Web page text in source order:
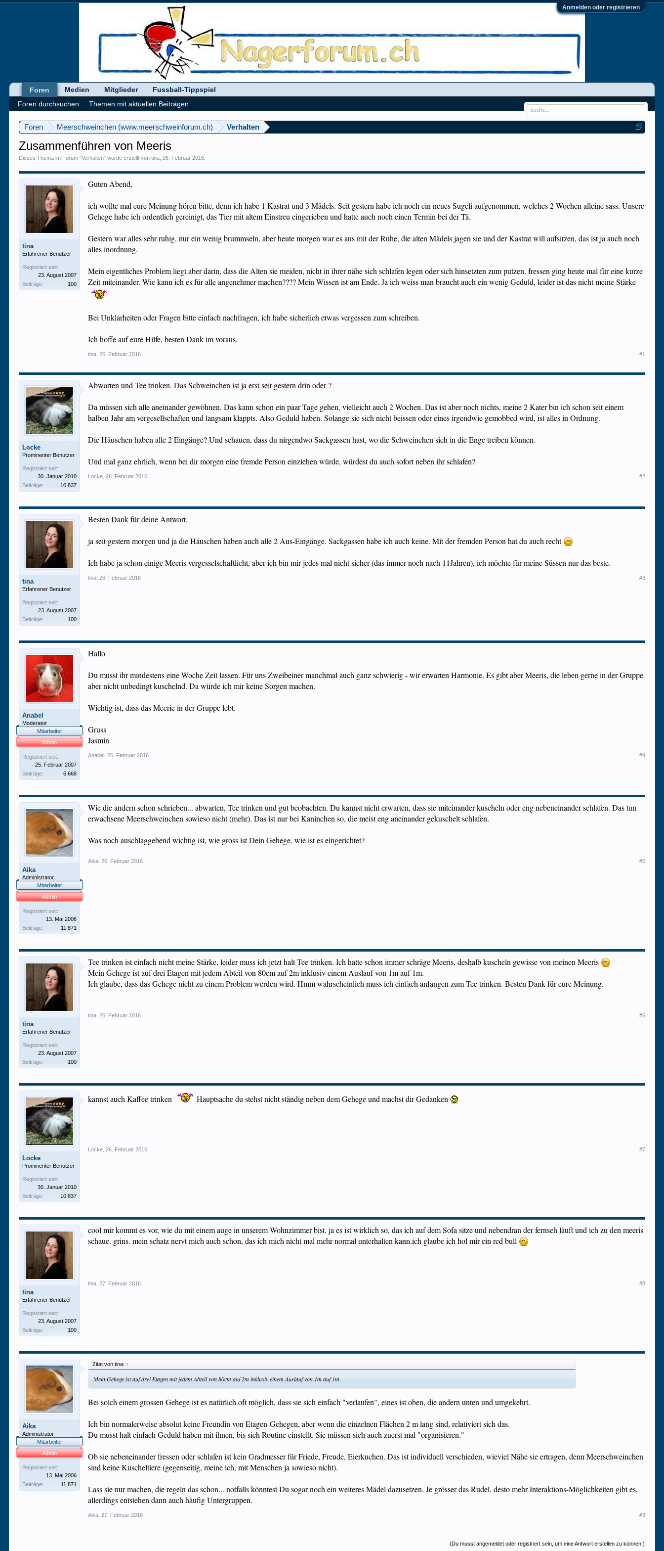
Anmelden oder registrieren
Foren Meerschweinchen (www.meerschweinforum.ch) Verhalten
Zusammenführen von Meeris
Dieses Thema im Forum "Verhalten" wurde erstellt vontina ,26. Februar 2016
tina
Erfahrener Benutzer
Registriert seit:
23. August 2007
Beiträge:
100
Guten Abend,
ich wollte mal eure Meinung hören bitte, denn ich habe 1 Kastrat und 3 Mädels. Seit gestern habe ich noch ein neues Sugeli aufgenommen, welches 2 Wochen alleine sass. Unsere
Gehege habe ich ordentlich gereinigt, das Tier mit altem Einstreu eingerieben und hatte auch noch einen Termin bei der Tä.
Gestern war alles sehr ruhig, nur ein wenig brummseln, aber heute morgen war es aus mit der Ruhe, die alten Mädels jagen sie und der Kastrat will aufsitzen, das ist ja auch noch
alles inordnung.
Mein eigentliches Problem liegt aber darin, dass die Alten sie meiden, nicht in ihrer nähe sich schlafen legen oder sich hinsetzten zum putzen, fressen ging heute mal für eine kurze
Zeit miteinander. Wie kann ich es für alle angenehmer machen???? Mein Wissen ist am Ende. Ja ich weiss man braucht auch ein wenig Geduld, leider ist das nicht meine Stärke
Bei Unklarheiten oder Fragen bitte einfach nachfragen, ich habe sicherlich etwas vergessen zum schreiben.
Ich hoffe auf eure Hilfe, besten Dank im voraus.
tina 26. Februar 2016 #1
Locke
Prominenter Benutzer
Registriert seit:
30. Januar 2010
Beiträge:
10.837
Abwarten und Tee trinken. Das Schweinchen ist ja erst seit gestern drin oder ?
Da müssen sich alle aneinander gewöhnen. Das kann schon ein paar Tage gehen, vielleicht auch 2 Wochen. Das ist aber noch nichts, meine 2 Kater bin ich schon seit einem
halben Jahr am vergesellschaften und langsam klappts. Also Geduld haben. Solange sie sich nicht beissen oder eines irgendwie gemobbed wird, ist alles in Ordnung.
Die Häuschen haben alle 2 Eingänge? Und schauen, dass du nirgendwo Sackgassen hast, wo die Schweinchen sich in die Enge treiben können.
Und mal ganz ehrlich, wenn bei dir morgen eine fremde Person einziehen würde, würdest du auch sofort neben ihr schlafen?
Locke 26. Februar 2016 #2
tina
Erfahrener Benutzer
Registriert seit:
23. August 2007
Beiträge:
100
Besten Dank für deine Antwort.
ja seit gestern morgen und ja die Häuschen haben auch alle 2 Aus-Eingänge. Sackgassen habe ich auch keine. Mit der fremden Person hat du auch recht
Ich habe ja schon einige Meeris vergesselschaftlicht, aber ich bin mir jedes mal nicht sicher (das immer noch nach 11Jahren), ich möchte für meine Süssen nur das beste.
tina 26. Februar 2016 #3
Anabel
Moderator
Mitarbeiter
Admin
Registriert seit:
25. Februar 2007
Beiträge:
6.668
Hallo
Du musst ihr mindestens eine Woche Zeit lassen. Für uns Zweibeiner manchmal auch ganz schwierig - wir erwarten Harmonie. Es gibt aber Meeris, die leben gerne in der Gruppe
aber nicht unbedingt kuschelnd. Da würde ich mir keine Sorgen machen.
Wichtig ist, dass das Meerie in der Gruppe lebt.
Gruss
Jasmin
Anabel 26. Februar 2016 #4
Aika
Administrator
Mitarbeiter
Admin
Registriert seit:
13. Mai 2006
Beiträge:
11.871
Wie die andern schon schrieben... abwarten, Tee trinken und gut beobachten. Du kannst nicht erwarten, dass sie miteinander kuscheln oder eng nebeneinander schlafen. Das tun
erwachsene Meerschweinchen sowieso nicht (mehr). Das ist nur bei Kaninchen so, die meist eng aneinander gekuschelt schlafen.
Was noch auschlaggebend wichtig ist, wie gross ist Dein Gehege, wie ist es eingerichtet?
Aika 26. Februar 2016 #5
tina
Erfahrener Benutzer
Registriert seit:
23. August 2007
Beiträge:
100
Tee trinken ist einfach nicht meine Stärke, leider muss ich jetzt halt Tee trinken. Ich hatte schon immer schräge Meeris, deshalb kuscheln gewisse von meinen Meeris
Mein Gehege ist auf drei Etagen mit jedem Abteil von 80cm auf 2m inklusiv einem Auslauf von 1m auf 1m.
Ich glaube, dass das Gehege nicht zu einem Problem werden wird. Hmm wahrscheinlich muss ich einfach anfangen zum Tee trinken. Besten Dank für eure Meinung.
tina 26. Februar 2016 #6
Locke
Prominenter Benutzer
Registriert seit:
30. Januar 2010
Beiträge:
10.837
kannst auch Kaffee trinken Hauptsache du stehst nicht ständig neben dem Gehege und machst dir Gedanken
Locke 26. Februar 2016 #7
tina
Erfahrener Benutzer
Registriert seit:
23. August 2007
Beiträge:
100
cool mir kommt es vor, wie du mit einem auge in unserem Wohnzimmer bist. ja es ist wirklich so, das ich auf dem Sofa sitze und nebendran der fernseh läuft und ich zu den meeris
schaue. grins. mein schatz nervt mich auch schon, das ich mich nicht mal mehr normal unterhalten kann.ich glaube ich hol mir ein red bull
tina 27. Februar 2016 #8
Aika
Administrator
Mitarbeiter
Admin
Registriert seit:
13. Mai 2006
Beiträge:
11.871
Zitat von tina: ↑
Mein Gehege ist auf drei Etagen mit jedem Abteil von 80cm auf 2m inklusiv einem Auslauf von 1m auf 1m.
Bei solch einem grossen Gehege ist es natürlich oft möglich, dass sie sich einfach "verlaufen", eines ist oben, die andern unten und umgekehrt.
Ich bin normalerweise absolut keine Freundin von Etagen-Gehegen, aber wenn die einzelnen Flächen 2 m lang sind, relativiert sich das.
Du musst halt einfach Geduld haben mit ihnen, bis sich Routine einstellt. Sie müssen sich auch zuerst mal "organisieren."
Ob sie nebeneinander fressen oder schlafen ist kein Gradmesser für Friede, Freude, Eierkuchen. Das ist individuell verschieden, wieviel Nähe sie ertragen, denn Meerschweinchen
sind keine Kuscheltiere (gegenseitig, meine ich, mit Menschen ja sowieso nicht).
Lass sie nur machen, die regeln das schon... notfalls könntest Du sogar noch ein weiteres Mädel dazusetzen. Je grösser das Rudel, desto mehr Interaktions-Möglichkeiten gibt es,
allerdings entstehen dann auch häufig Untergruppen.
Aika 27. Februar 2016 #9
(Du musst angemeldet oder registriert sein, um eine Antwort erstellen zu können.)
Foren
Foren durchsuchen
Themen mit aktuellen Beiträgen
Medien Mitglieder Fussball-Tippspiel